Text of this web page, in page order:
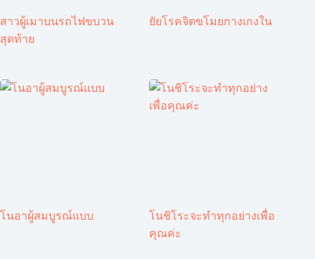
สาวผู้เมาบนรถไฟขบวน
สุดท้าย
ยัยโรคจิตขโมยกางเกงใน
โนอาผู้สมบูรณ์แบบ
โนชิโระจะทำทุกอย่างเพื่อ
คุณค่ะ